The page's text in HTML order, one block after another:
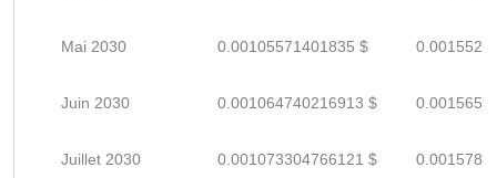
Mai 2030 0.00105571401835 $
Juin 2030 0.001064740216913 $
Juillet 2030 0.001073304766121 $